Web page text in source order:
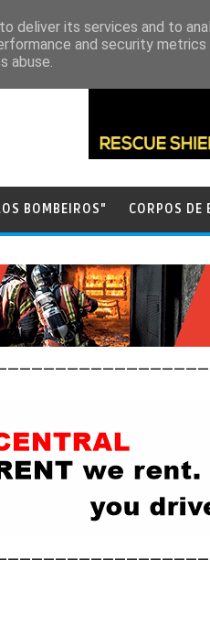
BOMBEIROS" CORPOS DE
deliver its services and to
and security
abuse.